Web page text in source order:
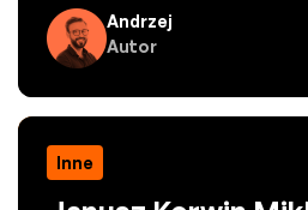
Andrzej
Autor
Inne